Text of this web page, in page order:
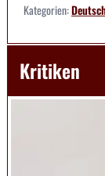
Kategorien:
Kritiken